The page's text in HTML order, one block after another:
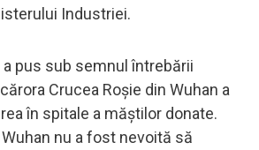
Industriei.
a pus sub semnul întrebării
Crucea Roşie din Wuhan a
în spitale a măştilor donate.
nu a fost nevoită să